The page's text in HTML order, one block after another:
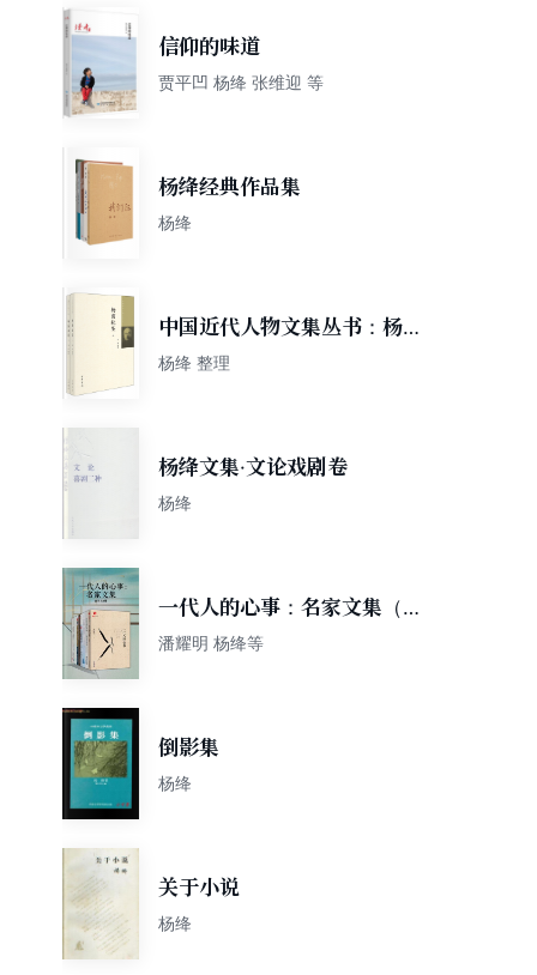
信仰的味道
贾平凹 杨绛 张维迎 等
杨绛经典作品集
杨绛
中国近代人物文集丛书：杨荫
杭集·全2册
杨绛 整理
杨绛文集·文论戏剧卷
杨绛
一代人的心事：名家文集（套
装共9册）
潘耀明 杨绛等
倒影集
杨绛
关于小说
杨绛